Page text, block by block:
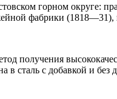
горном округе:
фабрики
получения
сталь с добавкой и